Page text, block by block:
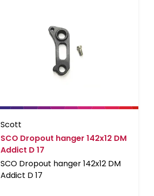
Scott
SCO Dropout hanger 142x12 DM
Addict D 17
SCO Dropout hanger 142x12 DM
Addict D 17